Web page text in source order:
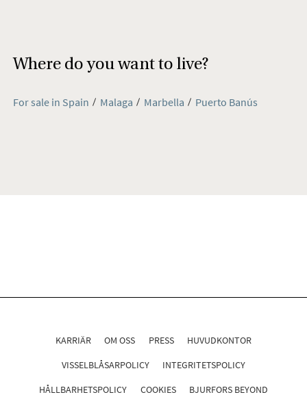
Where do you want to live?
For sale in Spain Malaga Marbella Puerto Banús
KARRIÄR OM OSS PRESS HUVUDKONTOR
VISSELBLÅSARPOLICY INTEGRITETSPOLICY
HÅLLBARHETSPOLICY COOKIES BJURFORS BEYOND